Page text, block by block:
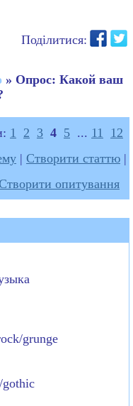
Поділитися:
» Опрoс: Какой ваш
1 2 3 4 5 ... 11
12
| Створити статтю |
опитування
grunge
gothic